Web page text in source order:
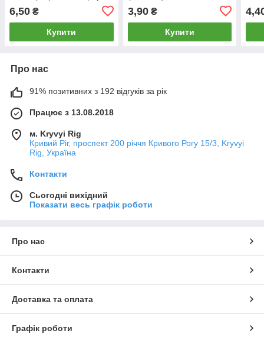
6,50 ₴
Купити
3,90₴
Купити
Про нас
91% позитивних з 192 відгуків за рік
Працює з 13.08.2018
м. Kryvyi Rig
Кривий Ріг, проспект 200 річчя Кривого Рогу 15/3, Kryvyi
Rig, Україна
Контакти
Сьогодні вихідний
Показати весь графік роботи
Про нас
Контакти
Доставка та оплата
Графік роботи